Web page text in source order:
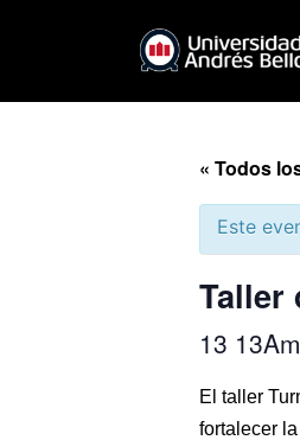
« Todos
Este
Taller
13
El taller
fortalecer